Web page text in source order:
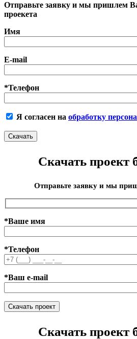
Отправьте заявку и мы пришлем
проекета
Имя
E-mail
*Телефон
Я согласен на обработку
Скачать проект
Отправьте заявку и мы
*Ваше имя
*Телефон
*Ваш e-mail
Скачать проект